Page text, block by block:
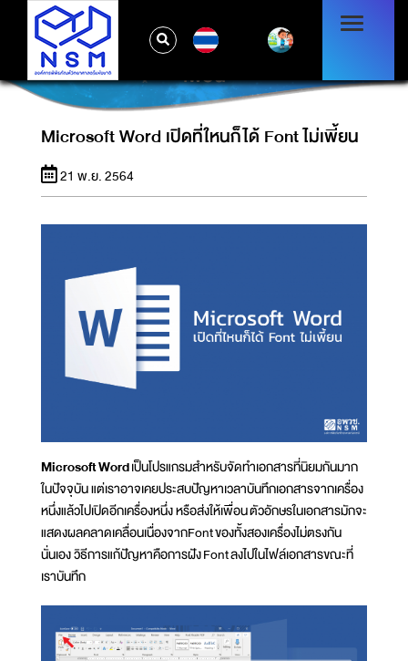
MICROSOFT WORD เปิดที่ใหนก็ได้ FONT ไม่
เพี้ยน
Microsoft Word เปิดที่ใหนก็ได้ Font ไม่เพี้ยน
21 พ.ย. 2564
Microsoft Wordเป็นโปรแกรมสำหรับจัดทำเอกสารที่นิยมกันมาก
ในปัจจุบัน แต่เราอาจเคยประสบปัญหาเวลาบันทึกเอกสารจากเครื่อง
หนึ่งแล้วไปเปิดอีกเครื่องหนึ่ง หรือส่งให้เพื่อน ตัวอักษรในเอกสารมักจะ
แสดงผลคลาดเคลื่อนเนื่องจากFont ของทั้งสองเครื่องไม่ตรงกัน
นั่นเอง วิธีการแก้ปัญหาคือการฝัง Font ลงไปในไฟล์เอกสารขณะที่
เราบันทึก